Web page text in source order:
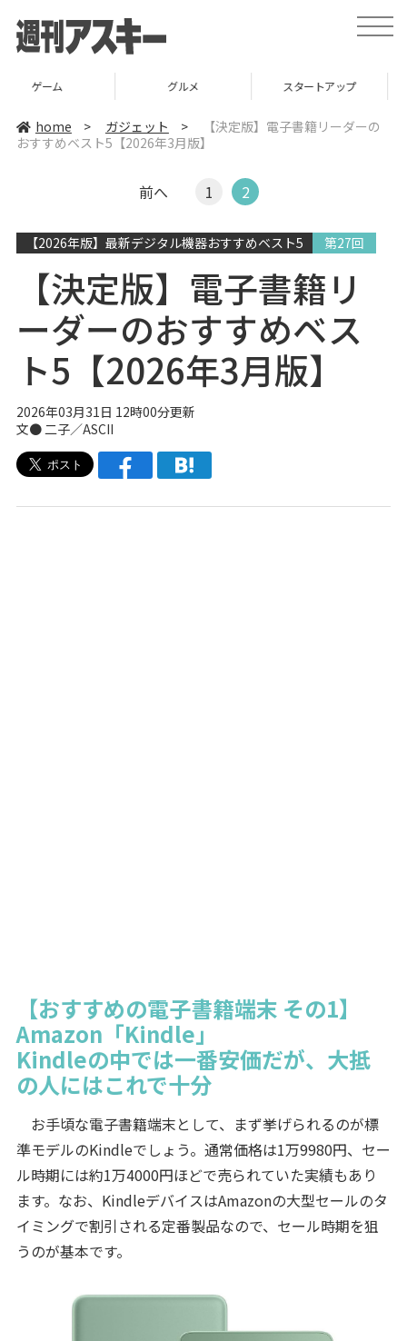
t
o
v
グルメ スタートアップ ICT
home > ガジェット >
【決定版】電子書籍リーダーの
おすすめベスト5【2026年3月版】
前へ 1 2
【2026年版】最新デジタル機器おすすめベスト5 第27回
【決定版】電子書籍リ
ーダーのおすすめベス
ト5【2026年3月版】
2026年03月31日 12時00分更新
文● 二子／ASCII
【おすすめの電子書籍端末 その1】
Amazon「Kindle」
Kindleの中では一番安価だが、大抵
の人にはこれで十分
お手頃な電子書籍端末として、まず挙げられるのが標
準モデルのKindleでしょう。通常価格は1万9980円、セー
ル時期には約1万4000円ほどで売られていた実績もあり
ます。なお、KindleデバイスはAmazonの大型セールのタ
イミングで割引される定番製品なので、セール時期を狙
うのが基本です。